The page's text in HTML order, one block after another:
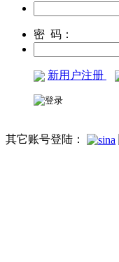
密 码：
新用户注册
其它账号登陆：